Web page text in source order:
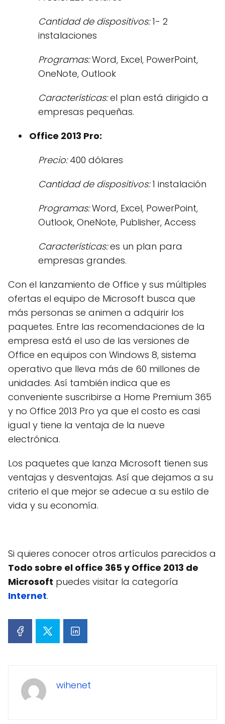
Cantidad de dispositivos:1- 2
instalaciones
Programas:Word, Excel, PowerPoint,
OneNote, Outlook
Características:el plan está dirigido a
empresas pequeñas.
Office 2013 Pro:
Precio:400 dólares
Cantidad de dispositivos:1 instalación
Programas:Word, Excel, PowerPoint,
Outlook, OneNote, Publisher, Access
Características:es un plan para
empresas grandes.
Con el lanzamiento de Office y sus múltiples
ofertas el equipo de Microsoft busca que
más personas se animen a adquirir los
paquetes. Entre las recomendaciones de la
empresa está el uso de las versiones de
Office en equipos con Windows 8, sistema
operativo que lleva más de 60 millones de
unidades. Así también indica que es
conveniente suscribirse a Home Premium 365
y no Office 2013 Pro ya que el costo es casi
igual y tiene la ventaja de la nueve
electrónica.
Los paquetes que lanza Microsoft tienen sus
ventajas y desventajas. Así que dejamos a su
criterio el que mejor se adecue a su estilo de
vida y su economía.
Si quieres conocer otros artículos parecidos a
Todo sobre el office 365 y Office 2013 de
Microsoft puedes visitar la categoría
Internet.
wihenet